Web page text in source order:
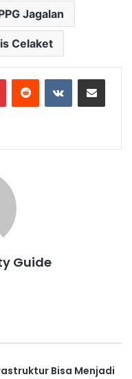
Jagalan
Celaket
PinterestReddit VKontakteShare via Email
Guide
Bisa Menjadi